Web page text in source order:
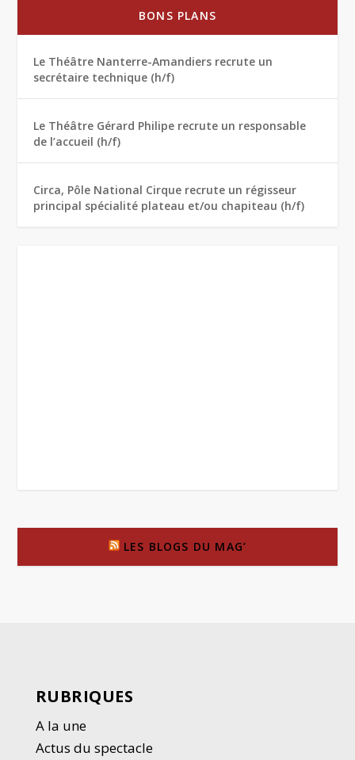
BONS PLANS
Le Théâtre Nanterre-Amandiers recrute un
secrétaire technique (h/f)
Le Théâtre Gérard Philipe recrute un responsable
de l’accueil (h/f)
Circa, Pôle National Cirque recrute un régisseur
principal spécialité plateau et/ou chapiteau (h/f)
LES BLOGS DU MAG’
RUBRIQUES
A la une
Actus du spectacle